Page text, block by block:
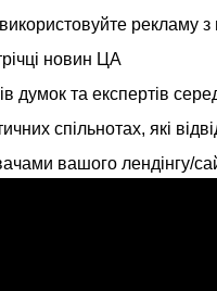
рекламу
новин ЦА
думок та експертів
спільнотах, які
вашого лендінгу/